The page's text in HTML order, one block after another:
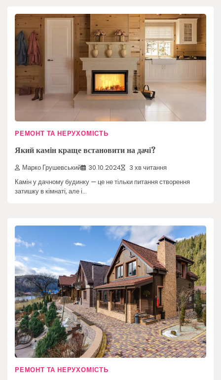
РЕМОНТ ТА НЕРУХОМІСТЬ
Який камін краще встановити на дачі?
Марко Грушевський 30.10.2024 3 хв читання
Камін у дачному будинку — це не тільки питання створення
затишку в кімнаті, але і…
РЕМОНТ ТА НЕРУХОМІСТЬ